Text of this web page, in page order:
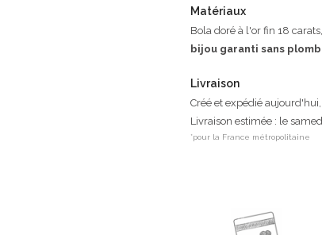
Matériaux
Bola doré à l'or fin 18
bijou garanti sans
Livraison
Créé et expédié
Livraison estimée : le
*pour la France métropolitaine